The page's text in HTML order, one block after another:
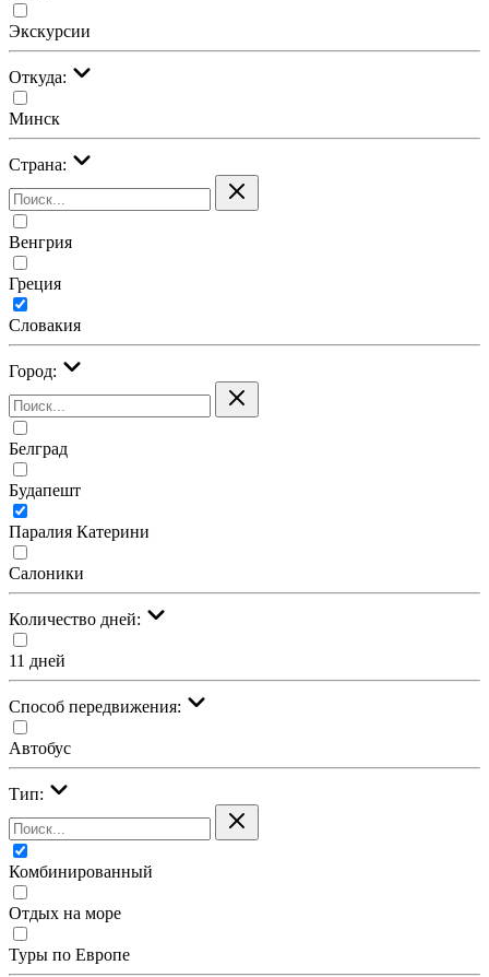
Экскурсии
Откуда:
Минск
Страна:
Венгрия
Греция
Словакия
Город:
Белград
Будапешт
Паралия Катерини
Салоники
Количество дней:
11 дней
Cпособ передвижения:
Автобус
Тип:
Комбинированный
Отдых на море
Туры по Европе